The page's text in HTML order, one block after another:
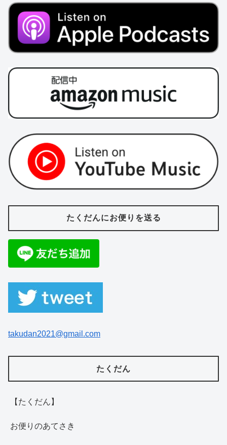
たくだんにお便りを送る
takudan2021@gmail.com
たくだん
【たくだん】
お便りのあてさき